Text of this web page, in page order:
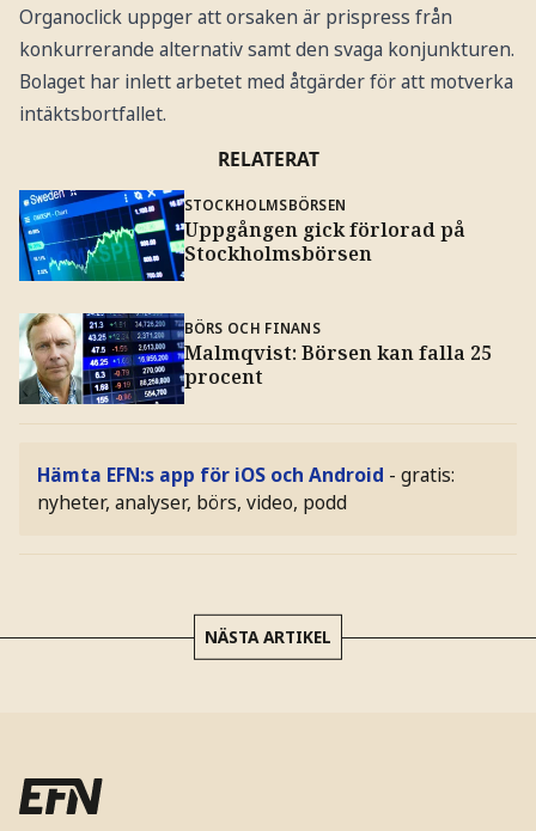
Organoclick uppger att orsaken är prispress från
konkurrerande alternativ samt den svaga konjunkturen.
Bolaget har inlett arbetet med åtgärder för att motverka
intäktsbortfallet.
RELATERAT
STOCKHOLMSBÖRSEN
Uppgången gick förlorad på
Stockholmsbörsen
BÖRS OCH FINANS
Malmqvist: Börsen kan falla 25
procent
Hämta EFN:s app för iOS och Android - gratis:
nyheter, analyser, börs, video, podd
NÄSTA ARTIKEL